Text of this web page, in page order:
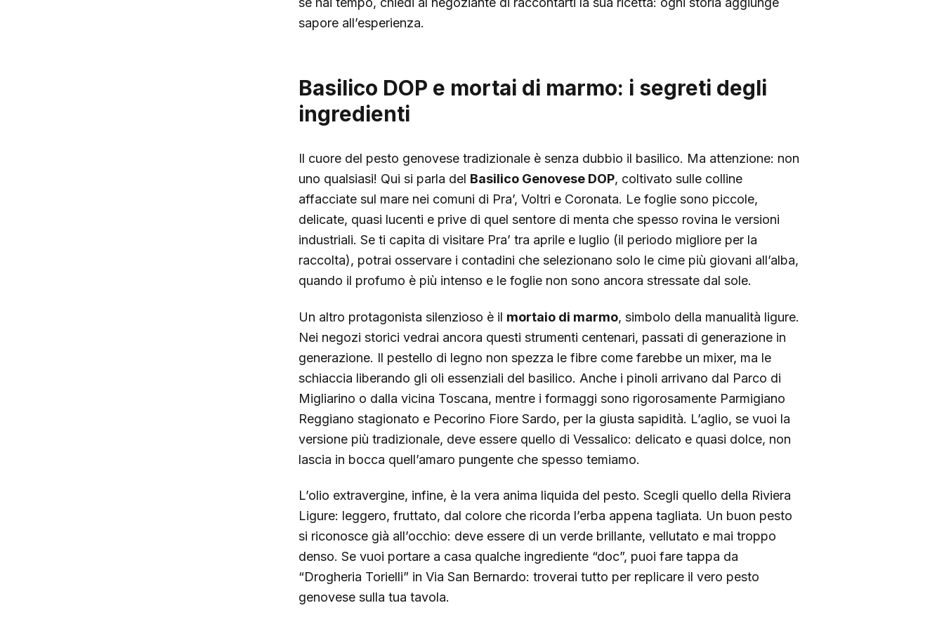
sapore all’esperienza.
Basilico DOP e mortai di marmo: i segreti degli
ingredienti
Il cuore del pesto genovese tradizionale è senza dubbio il basilico. Ma attenzione: non
uno qualsiasi! Qui si parla del Basilico Genovese DOP, coltivato sulle colline
affacciate sul mare nei comuni di Pra’, Voltri e Coronata. Le foglie sono piccole,
delicate, quasi lucenti e prive di quel sentore di menta che spesso rovina le versioni
industriali. Se ti capita di visitare Pra’ tra aprile e luglio (il periodo migliore per la
raccolta), potrai osservare i contadini che selezionano solo le cime più giovani all’alba,
quando il profumo è più intenso e le foglie non sono ancora stressate dal sole.
Un altro protagonista silenzioso è il mortaio di marmo, simbolo della manualità ligure.
Nei negozi storici vedrai ancora questi strumenti centenari, passati di generazione in
generazione. Il pestello di legno non spezza le fibre come farebbe un mixer, ma le
schiaccia liberando gli oli essenziali del basilico. Anche i pinoli arrivano dal Parco di
Migliarino o dalla vicina Toscana, mentre i formaggi sono rigorosamente Parmigiano
Reggiano stagionato e Pecorino Fiore Sardo, per la giusta sapidità. L’aglio, se vuoi la
versione più tradizionale, deve essere quello di Vessalico: delicato e quasi dolce, non
lascia in bocca quell’amaro pungente che spesso temiamo.
L’olio extravergine, infine, è la vera anima liquida del pesto. Scegli quello della Riviera
Ligure: leggero, fruttato, dal colore che ricorda l’erba appena tagliata. Un buon pesto
si riconosce già all’occhio: deve essere di un verde brillante, vellutato e mai troppo
denso. Se vuoi portare a casa qualche ingrediente “doc”, puoi fare tappa da
“Drogheria Torielli” in Via San Bernardo: troverai tutto per replicare il vero pesto
genovese sulla tua tavola.